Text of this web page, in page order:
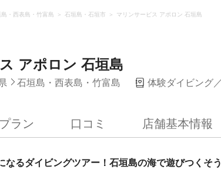
・西表島・竹富島 石垣島・石垣市 マリンサービス アポロン 石垣島
アポロン 石垣島
石垣島・西表島・竹富島 体験ダイビング
プラン 口コミ 店舗基本情報
なるダイビングツアー！石垣島の海で遊びつくそう